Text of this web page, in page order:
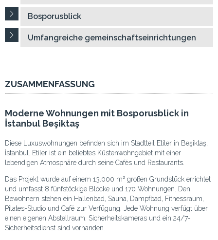
Bosporusblick
Umfangreiche gemeinschaftseinrichtungen
ZUSAMMENFASSUNG
Moderne Wohnungen mit Bosporusblick in
İstanbul Beşiktaş
Diese Luxuswohnungen befinden sich im Stadtteil Etiler in Beşiktaş,
İstanbul. Etiler ist ein beliebtes Küstenwohngebiet mit einer
lebendigen Atmosphäre durch seine Cafés und Restaurants.
Das Projekt wurde auf einem 13.000 m² großen Grundstück errichtet
und umfasst 8 fünfstöckige Blöcke und 170 Wohnungen. Den
Bewohnern stehen ein Hallenbad, Sauna, Dampfbad, Fitnessraum,
Pilates-Studio und Café zur Verfügung. Jede Wohnung verfügt über
einen eigenen Abstellraum. Sicherheitskameras und ein 24/7-
Sicherheitsdienst sind vorhanden.